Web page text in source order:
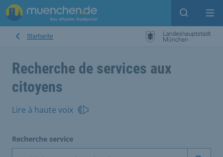
Open
Startseite
Recherche de services aux
citoyens
Lire à haute voix
Recherche service